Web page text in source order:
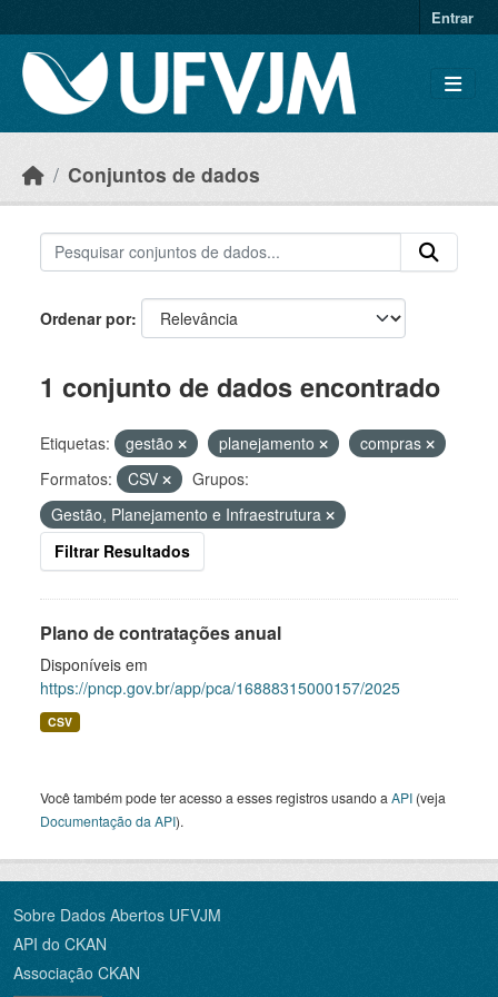
Entrar
Conjuntos de dados
Ordenar por
1 conjunto de dados encontrado
Etiquetas: gestão planejamento
compras
Formatos:
CSV
Grupos:
Gestão, Planejamento e Infraestrutura
Filtrar Resultados
Plano de contratações anual
Disponíveis em
https://pncp.gov.br/app/pca/16888315000157/2025
CSV
Você também pode ter acesso a esses registros usando a API (veja
Documentação da API).
Sobre Dados Abertos UFVJM
API do CKAN
Associação CKAN